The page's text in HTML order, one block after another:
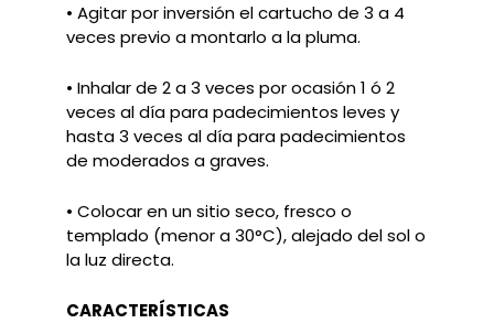
• Agitar por inversión el cartucho de 3 a 4
veces previo a montarlo a la pluma.
• Inhalar de 2 a 3 veces por ocasión 1 ó 2
veces al día para padecimientos leves y
hasta 3 veces al día para padecimientos
de moderados a graves.
• Colocar en un sitio seco, fresco o
templado (menor a 30°C), alejado del sol o
la luz directa.
CARACTERÍSTICAS